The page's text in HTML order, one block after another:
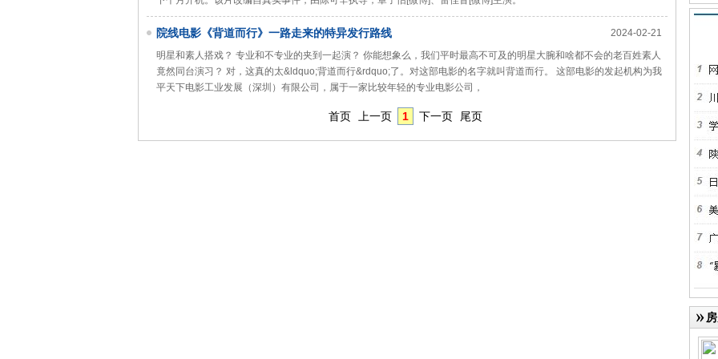
2024-02-21
院线电影《背道而行》一路走来的特异发行路线
明星和素人搭戏？ 专业和不专业的夹到一起演？ 你能想象么，我们平时最高不可及的明星大腕和啥都不会的老百姓素人
竟然同台演习？ 对，这真的太&ldquo;背道而行&rdquo;了。对这部电影的名字就叫背道而行。 这部电影的发起机构为我
平天下电影工业发展（深圳）有限公司，属于一家比较年轻的专业电影公司，
首页 上一页 1 下一页 尾页